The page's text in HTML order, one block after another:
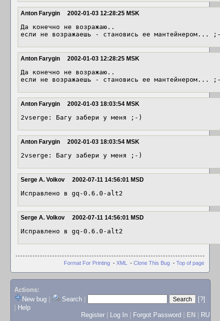
Anton Farygin 2002-01-03 12:28:25 MSK
Да конечно не возражаю..
Anton Farygin 2002-01-03 12:28:25 MSK
Да конечно не возражаю..
Anton Farygin 2002-01-03 18:03:54 MSK
Anton Farygin 2002-01-03 18:03:54 MSK
Serge A. Volkov 2002-07-11 14:56:01 MSD
Исправлено в gq-0.6.0-alt2
Serge A. Volkov 2002-07-11 14:56:01 MSD
Исправлено в gq-0.6.0-alt2
Format For Printing - XML - Clone This Bug - Top of page
Actions:
New bug
Search
[?]
Help
Register
Log In Forgot Password EN RU